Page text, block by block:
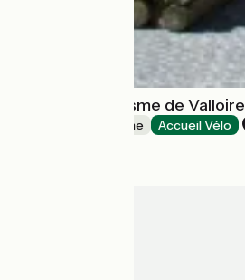
Office de Tourisme de Valloire
Offices de Tourisme Accueil Vélo